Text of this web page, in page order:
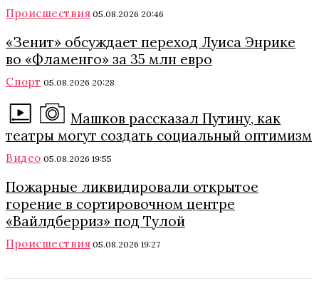
Происшествия 05.08.2026 20:46
«Зенит» обсуждает переход Луиса Энрике
во «Фламенго» за 35 млн евро
Спорт 05.08.2026 20:28
Машков рассказал Путину, как
театры могут создать социальный оптимизм
Видео 05.08.2026 19:55
Пожарные ликвидировали открытое
горение в сортировочном центре
«Вайлдберриз» под Тулой
Происшествия 05.08.2026 19:27